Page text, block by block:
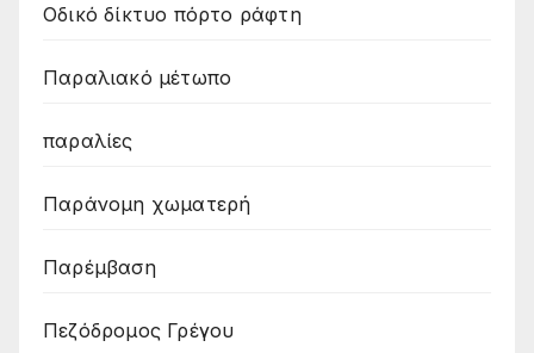
Οδικό δίκτυο πόρτο ράφτη
Παραλιακό μέτωπο
παραλίες
Παράνομη χωματερή
Παρέμβαση
Πεζόδρομος Γρέγου